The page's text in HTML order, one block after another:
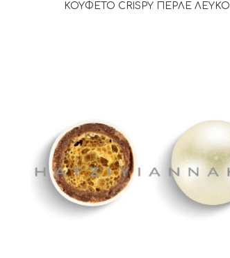
ΔΙΑΒΆΣΤΕ ΠΕΡΙΣΣΌΤΕΡΑ
ΚΟΥΦΕΤΟ CRISPY ΠΕΡΛΕ ΛΕΥΚΟ